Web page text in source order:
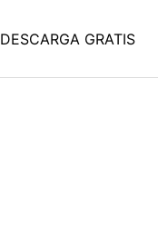
DESCARGA GRATIS